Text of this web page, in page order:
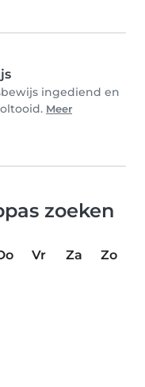
ingediend en
Meer
zoeken
Vr Za
Zo